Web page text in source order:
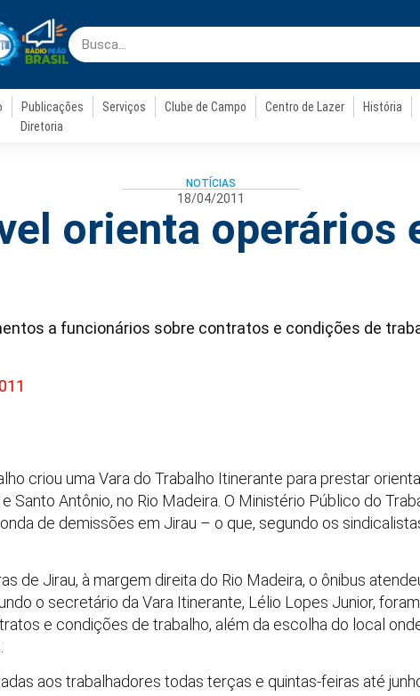
Publicações Serviços Clube de Campo Centro de Lazer
História
Diretoria
NOTÍCIAS
18/04/2011
orienta operários
a funcionários sobre contratos e condições de
criou uma Vara do Trabalho Itinerante para prestar
Santo Antônio, no Rio Madeira. O Ministério Público do
de demissões em Jirau – o que, segundo os
de Jirau, à margem direita do Rio Madeira, o ônibus
o secretário da Vara Itinerante, Lélio Lopes Junior,
e condições de trabalho, além da escolha do local
aos trabalhadores todas terças e quintas-feiras até